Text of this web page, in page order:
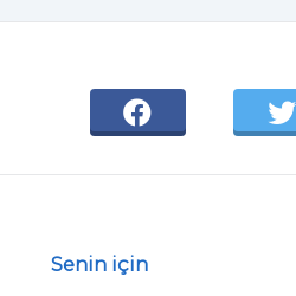
Senin için